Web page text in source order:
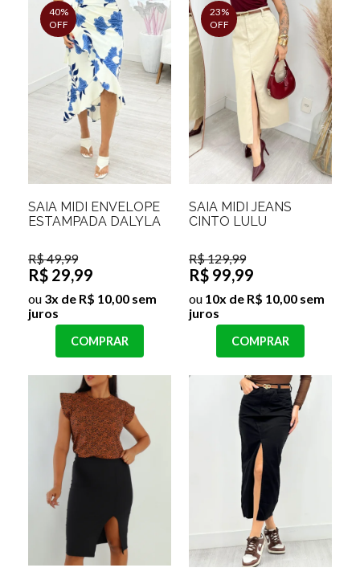
40%
OFF
SAIA MIDI ENVELOPE
ESTAMPADA DALYLA
R$ 49,99
R$ 29,99
ou 3x de R$ 10,00 sem
juros
COMPRAR
23%
OFF
SAIA MIDI JEANS
CINTO LULU
R$ 129,99
R$ 99,99
ou 10x de R$ 10,00 sem
juros
COMPRAR